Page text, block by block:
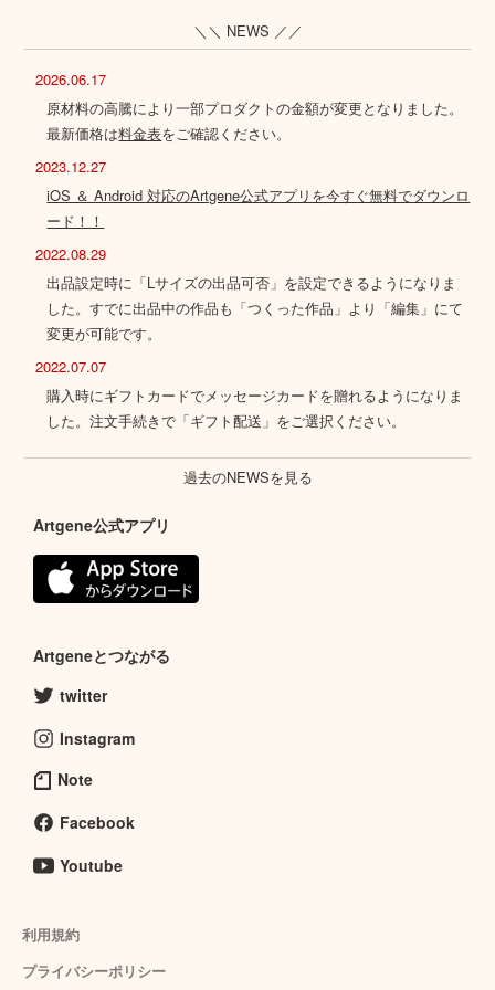
＼＼ NEWS ／／
2026.06.17
原材料の高騰により一部プロダクトの金額が変更となりました。
最新価格は料金表をご確認ください。
2023.12.27
iOS ＆ Android 対応のArtgene公式アプリを今すぐ無料でダウンロ
ード！！
2022.08.29
出品設定時に「Lサイズの出品可否」を設定できるようになりま
した。すでに出品中の作品も「つくった作品」より「編集」にて
変更が可能です。
2022.07.07
購入時にギフトカードでメッセージカードを贈れるようになりま
した。注文手続きで「ギフト配送」をご選択ください。
過去のNEWSを見る
Artgene公式アプリ
Artgeneとつながる
twitter
Instagram
Note
Facebook
Youtube
利用規約
プライバシーポリシー